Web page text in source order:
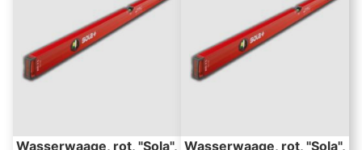
Wasserwaage, rot, "Sola", Wasserwaage, rot, "Sola",